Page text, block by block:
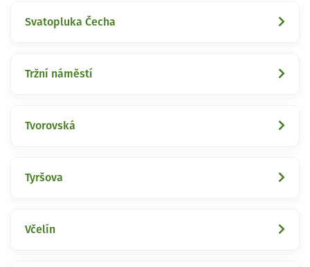
Svatopluka Čecha
Tržní náměstí
Tvorovská
Tyršova
Včelín